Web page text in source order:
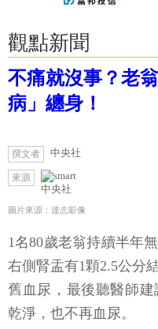
觀點新聞
不痛就沒事？老
病」纏身！
撰文者 中央社
來源
中央社
圖片來源：達志影像
1名80歲老翁持續半年
右側腎盂有1顆2.5公分
舊血尿，最後聽醫師
乾淨，也不再血尿。